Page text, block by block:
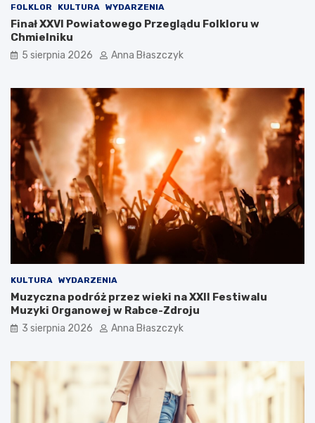
,
c
z
y
l
p
o
l
s
k
i
l
u
k
s
u
s
z
e
g
o
w
r
t
o
t
a
m
b
y
ć
?
FOLKLOR KULTURA WYDARZENIA
Finał XXVI Powiatowego Przeglądu Folkloru w
Chmielniku
5 sierpnia 2026 Anna Błaszczyk
KULTURA WYDARZENIA
Muzyczna podróż przez wieki na XXII Festiwalu
Muzyki Organowej w Rabce-Zdroju
3 sierpnia 2026 Anna Błaszczyk